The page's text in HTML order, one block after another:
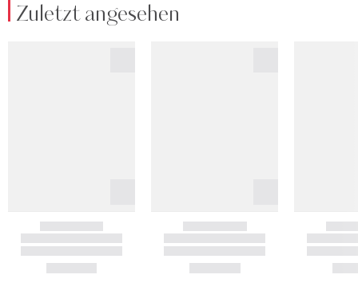
Zuletzt angesehen